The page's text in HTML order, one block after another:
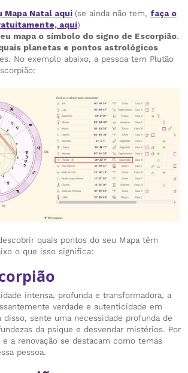
Mapa Natal aqui (se ainda não tem, faça o
aqui)
mapa o símbolo do signo de Escorpião.
planetas e pontos astrológicos
No exemplo abaixo, a pessoa tem Plutão
quais pontos do seu Mapa têm
o que isso significa:
intensa, profunda e transformadora, a
verdade e autenticidade em
sente uma necessidade profunda de
da psique e desvendar mistérios. Por
a renovação se destacam como temas
pessoa.